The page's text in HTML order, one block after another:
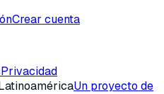
Crear cuenta
Privacidad
Un proyecto de